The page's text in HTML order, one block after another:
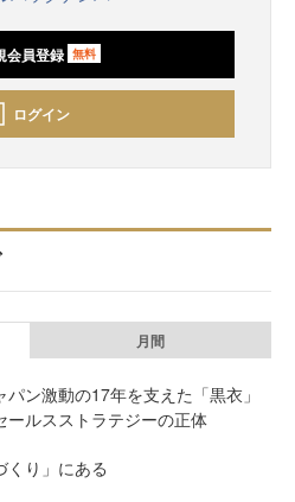
会員登録 無料
ログイン
月間
ン激動の17年を支えた「黒衣」
ールスストラテジーの正体
くり」にある